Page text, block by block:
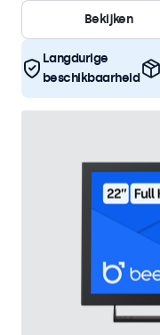
Bekijken
Langdurige
beschikbaarheid